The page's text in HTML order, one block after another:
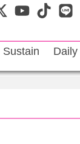
Sustain Daily